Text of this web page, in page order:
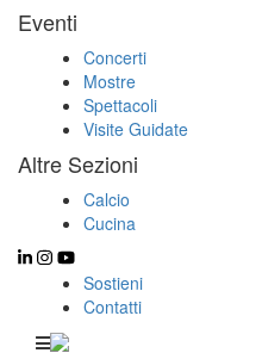
Eventi
Concerti
Mostre
Spettacoli
Visite Guidate
Altre Sezioni
Calcio
Cucina
Sostieni
Contatti